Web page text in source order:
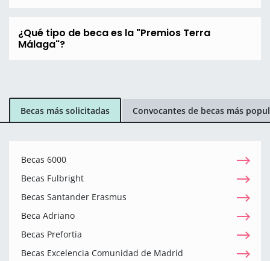
¿Qué tipo de beca es la "Premios Terra
Málaga"?
Becas más solicitadas Convocantes de becas más
Becas 6000
Becas Fulbright
Becas Santander Erasmus
Beca Adriano
Becas Prefortia
Becas Excelencia Comunidad de Madrid